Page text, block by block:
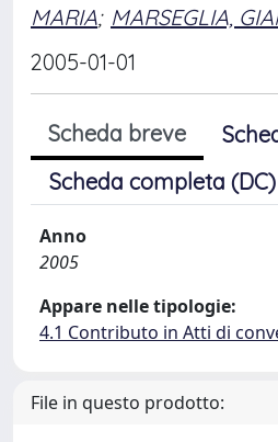
MARIA; MARSEGLIA,
2005-01-01
Scheda breve
Scheda completa (DC)
Anno
2005
Appare nelle tipologie:
4.1 Contributo in Atti di
File in questo prodotto: